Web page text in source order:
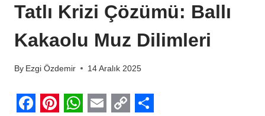
Tatlı Krizi Çözümü: Ballı
Kakaolu Muz Dilimleri
By Ezgi Özdemir 14 Aralık 2025